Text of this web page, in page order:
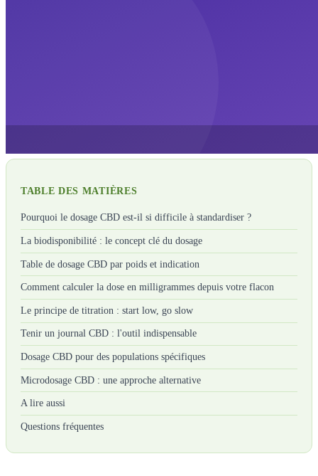
TABLE DES MATIÈRES
Pourquoi le dosage CBD est-il si difficile à standardiser ?
La biodisponibilité : le concept clé du dosage
Table de dosage CBD par poids et indication
Comment calculer la dose en milligrammes depuis votre flacon
Le principe de titration : start low, go slow
Tenir un journal CBD : l'outil indispensable
Dosage CBD pour des populations spécifiques
Microdosage CBD : une approche alternative
A lire aussi
Questions fréquentes